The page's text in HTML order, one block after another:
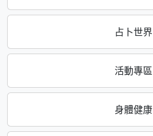
占卜世界
活動專區
身體健康